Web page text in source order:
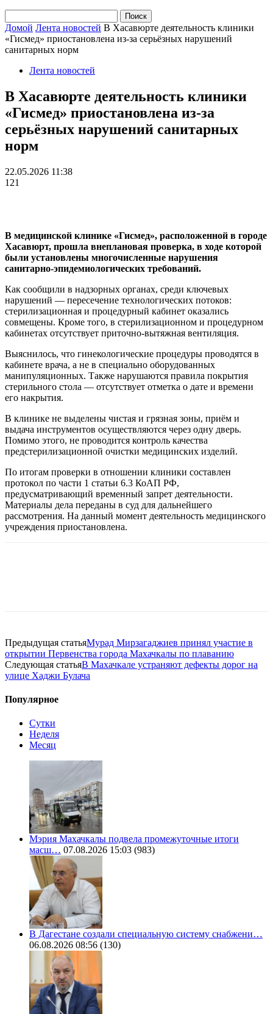
Домой Лента новостей В Хасавюрте деятельность клиники
«Гисмед» приостановлена из-за серьёзных нарушений
санитарных норм
Лента новостей
В Хасавюрте деятельность клиники
«Гисмед» приостановлена из-за
серьёзных нарушений санитарных
норм
22.05.2026 11:38
121
В медицинской клинике «Гисмед», расположенной в городе
Хасавюрт, прошла внеплановая проверка, в ходе которой
были установлены многочисленные нарушения
санитарно-эпидемиологических требований.
Как сообщили в надзорных органах, среди ключевых
нарушений — пересечение технологических потоков:
стерилизационная и процедурный кабинет оказались
совмещены. Кроме того, в стерилизационном и процедурном
кабинетах отсутствует приточно-вытяжная вентиляция.
Выяснилось, что гинекологические процедуры проводятся в
кабинете врача, а не в специально оборудованных
манипуляционных. Также нарушаются правила покрытия
стерильного стола — отсутствует отметка о дате и времени
его накрытия.
В клинике не выделены чистая и грязная зоны, приём и
выдача инструментов осуществляются через одну дверь.
Помимо этого, не проводится контроль качества
предстерилизационной очистки медицинских изделий.
По итогам проверки в отношении клиники составлен
протокол по части 1 статьи 6.3 КоАП РФ,
предусматривающий временный запрет деятельности.
Материалы дела переданы в суд для дальнейшего
рассмотрения. На данный момент деятельность медицинского
учреждения приостановлена.
Предыдущая статьяМурад Мирзагаджиев принял участие в
открытии Первенства города Махачкалы по плаванию
Следующая статьяВ Махачкале устраняют дефекты дорог на
улице Хаджи Булача
Популярное
Сутки
Неделя
Месяц
Мэрия Махачкалы подвела промежуточные итоги
масш… 07.08.2026 15:03 (983)
В Дагестане создали специальную систему снабжени…
06.08.2026 08:56 (130)